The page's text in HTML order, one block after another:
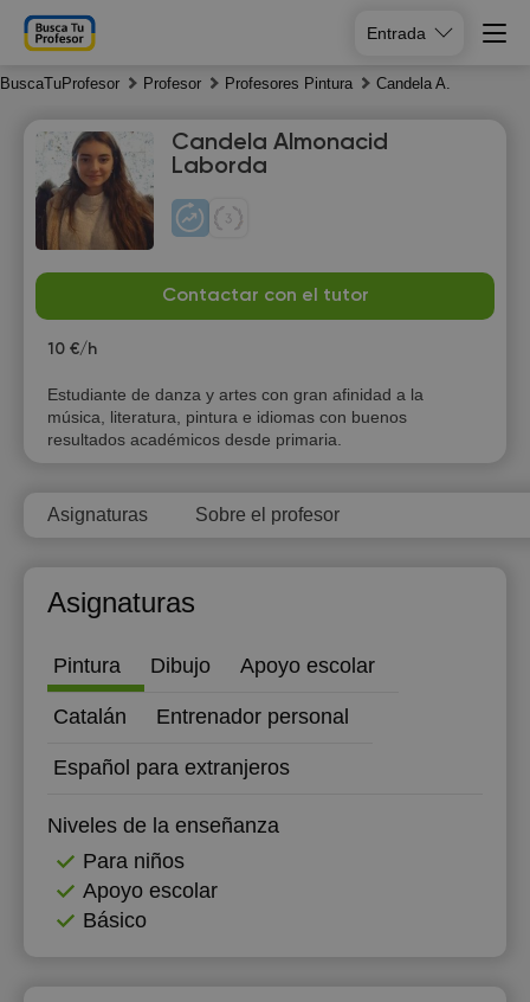
Entrada
BuscaTuProfesor Profesor Profesores Pintura Candela A.
Candela Almonacid
Laborda
Contactar con el tutor
10 €/h
Estudiante de danza y artes con gran afinidad a la
música, literatura, pintura e idiomas con buenos
resultados académicos desde primaria.
Asignaturas Sobre el profesor
Asignaturas
Pintura Dibujo Apoyo escolar
Catalán Entrenador personal
Español para extranjeros
Niveles de la enseñanza
Para niños
Apoyo escolar
Básico
Su
9
Mo
10
11
11:30
12:30
13:30
14:00
14:30
16:00
17:00
10:30
11:30
12:30
13:00
15:00
15:30